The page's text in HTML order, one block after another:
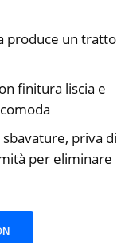
produce un tratto
finitura liscia e
priva di
per eliminare